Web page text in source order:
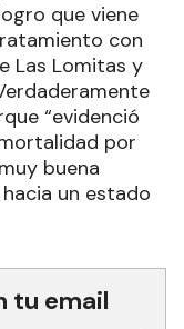
que viene
con
Las Lomitas y
“evidenció
por
buena
un estado
tu email